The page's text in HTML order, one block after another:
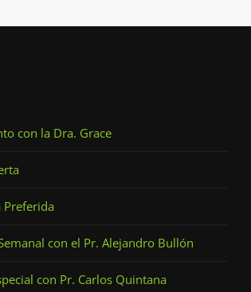
con la Dra. Grace
Preferida
con el Pr. Alejandro Bullón
con Pr. Carlos Quintana